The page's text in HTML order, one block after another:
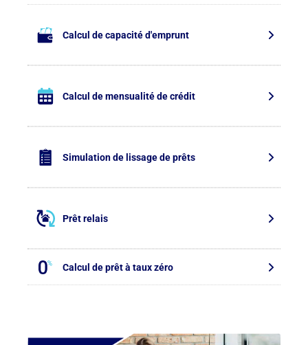
Calcul de capacité d'emprunt
Calcul de mensualité de crédit
Simulation de lissage de prêts
Prêt relais
Calcul de prêt à taux zéro